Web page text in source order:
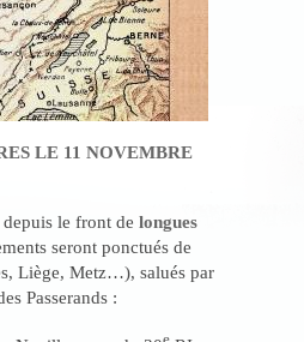
LE 11 NOVEMBRE
le front de longues
seront ponctués de
Liège, Metz…), salués par
Passerands :